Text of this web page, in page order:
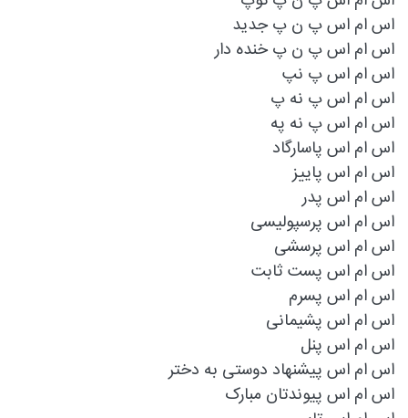
اس ام اس پ ن پ جدید
اس ام اس پ ن پ خنده دار
اس ام اس پ نپ
اس ام اس پ نه پ
اس ام اس پ نه په
اس ام اس پاسارگاد
اس ام اس پاییز
اس ام اس پدر
اس ام اس پرسپولیسی
اس ام اس پرسشی
اس ام اس پست ثابت
اس ام اس پسرم
اس ام اس پشیمانی
اس ام اس پنل
اس ام اس پیشنهاد دوستی به دختر
اس ام اس پیوندتان مبارک